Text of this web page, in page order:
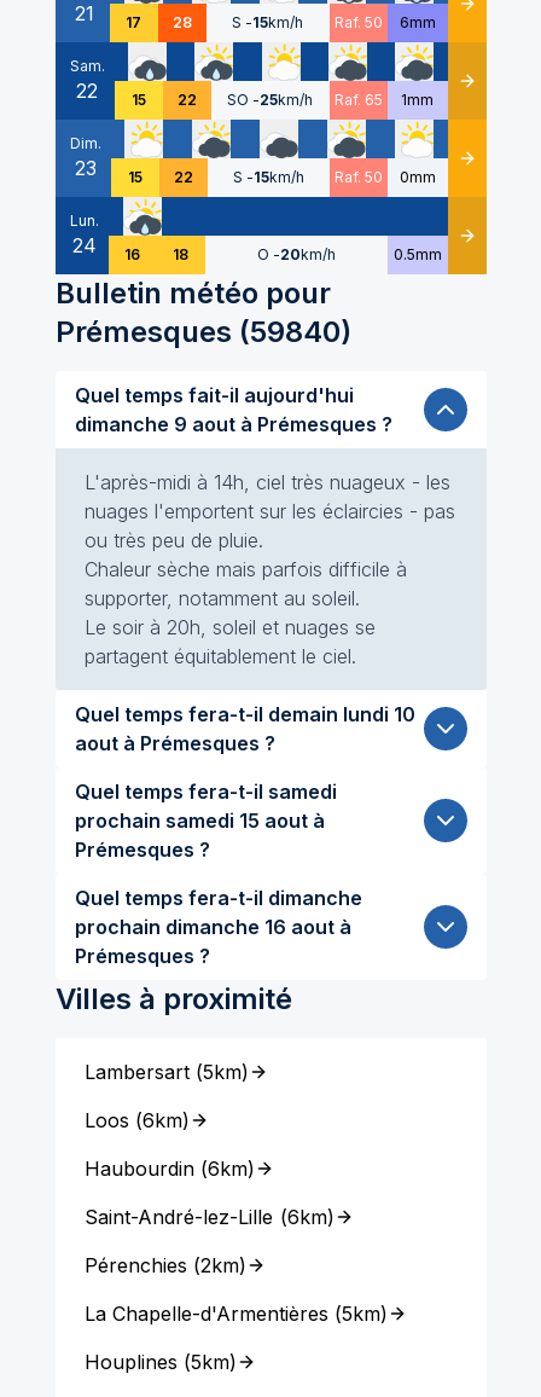
21 17 28 S -15km/h Raf. 50 6mm Détails
Sam.
22 15 22 SO -25km/h Raf. 65 1mm Détails
Dim.
23 15 22 S -15km/h Raf. 50 0mm Détails
Lun.
24 16 18 O -20km/h 0.5mm Détails
Bulletin météo pour
Prémesques (59840)
Quel temps fait-il aujourd'hui
dimanche 9 aout à Prémesques ?
L'après-midi à 14h, ciel très nuageux - les
nuages l'emportent sur les éclaircies - pas
ou très peu de pluie.
Chaleur sèche mais parfois difficile à
supporter, notamment au soleil.
Le soir à 20h, soleil et nuages se
partagent équitablement le ciel.
Quel temps fera-t-il demain lundi 10
aout à Prémesques ?
Quel temps fera-t-il samedi
prochain samedi 15 aout à
Prémesques ?
Quel temps fera-t-il dimanche
prochain dimanche 16 aout à
Prémesques ?
Villes à proximité
Lambersart(5km)
Loos (6km)
Haubourdin(6km)
Saint-André-lez-Lille (6km)
Pérenchies (2km)
La Chapelle-d'Armentières (5km)
Houplines (5km)